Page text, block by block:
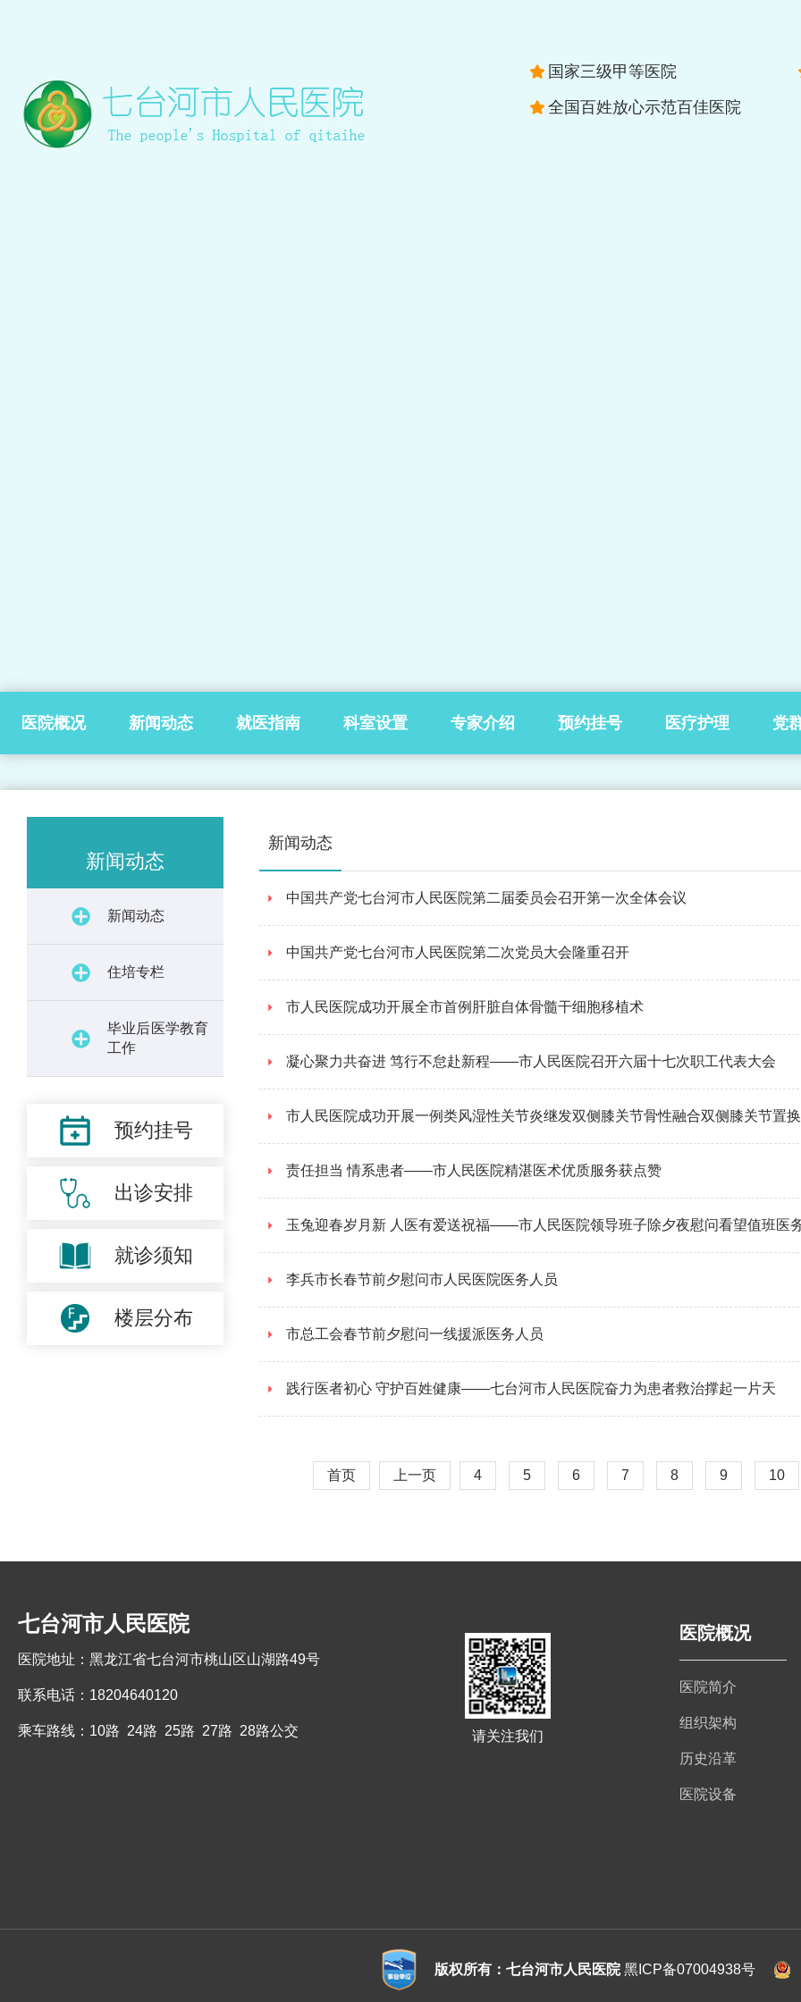
国家三级甲等医院
全国百姓放心示范百佳医院
医院概况 新闻动态 就医指南 科室设置 专家介绍 预约挂号 医疗护理 党
新闻动态
新闻动态
住培专栏
毕业后医学教育
工作
预约挂号
出诊安排
就诊须知
楼层分布
新闻动态
中国共产党七台河市人民医院第二届委员会召开第一次全体会议
中国共产党七台河市人民医院第二次党员大会隆重召开
市人民医院成功开展全市首例肝脏自体骨髓干细胞移植术
凝心聚力共奋进 笃行不怠赴新程——市人民医院召开六届十七次职工代表大会
市人民医院成功开展一例类风湿性关节炎继发双侧膝关节骨性融合双侧膝关节置
责任担当 情系患者——市人民医院精湛医术优质服务获点赞
玉兔迎春岁月新 人医有爱送祝福——市人民医院领导班子除夕夜慰问看望值班医
李兵市长春节前夕慰问市人民医院医务人员
市总工会春节前夕慰问一线援派医务人员
践行医者初心 守护百姓健康——七台河市人民医院奋力为患者救治撑起一片天
首页 上一页 4 5 6 7 8 9 10
七台河市人民医院
医院地址：黑龙江省七台河市桃山区山湖路49号
联系电话：18204640120
乘车路线：10路 24路 25路 27路 28路公交 请关注我们
医院概况
医院简介
组织架构
历史沿革
医院设备
版权所有：七台河市人民医院 黑ICP备07004938号